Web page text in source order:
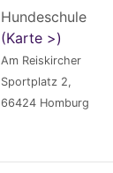
Hundeschule
(Karte >)
Am Reiskircher
Sportplatz 2,
66424 Homburg